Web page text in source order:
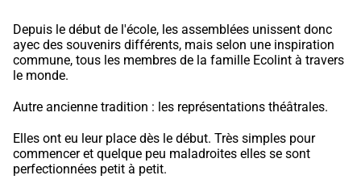
Depuis le début de l'école, les assemblées unissent donc
ayec des souvenirs différents, mais selon une inspiration
commune, tous les membres de la famille Ecolint à travers
le monde.
Autre ancienne tradition : les représentations théâtrales.
Elles ont eu leur place dès le début. Très simples pour
commencer et quelque peu maladroites elles se sont
perfectionnées petit à petit.